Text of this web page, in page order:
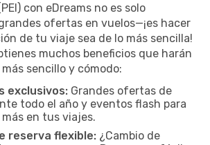
con eDreams no es solo
ofertas en vuelos—¡es hacer
de tu viaje sea de lo más sencilla!
muchos beneficios que harán
sencillo y cómodo:
exclusivos: Grandes ofertas de
todo el año y eventos flash para
en tus viajes.
reserva flexible: ¿Cambio de